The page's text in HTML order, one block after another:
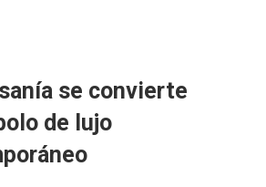
se convierte
de lujo